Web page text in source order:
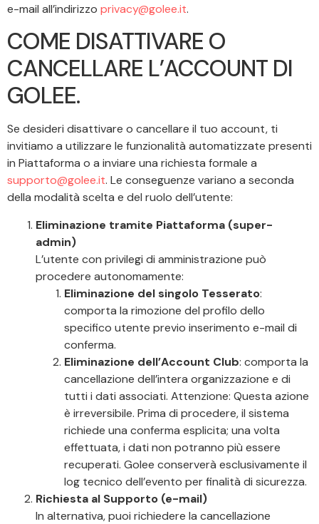
e-mail all’indirizzo privacy@golee.it.
COME DISATTIVARE O
CANCELLARE L’ACCOUNT DI
GOLEE.
Se desideri disattivare o cancellare il tuo account, ti
invitiamo a utilizzare le funzionalità automatizzate presenti
in Piattaforma o a inviare una richiesta formale a
supporto@golee.it. Le conseguenze variano a seconda
della modalità scelta e del ruolo dell’utente:
Eliminazione tramite Piattaforma (super-
admin)
L’utente con privilegi di amministrazione può
procedere autonomamente:
Eliminazione del singolo Tesserato:
comporta la rimozione del profilo dello
specifico utente previo inserimento e-mail di
conferma.
Eliminazione dell’Account Club: comporta la
cancellazione dell’intera organizzazione e di
tutti i dati associati. Attenzione: Questa azione
è irreversibile. Prima di procedere, il sistema
richiede una conferma esplicita; una volta
effettuata, i dati non potranno più essere
recuperati. Golee conserverà esclusivamente il
log tecnico dell’evento per finalità di sicurezza.
Richiesta al Supporto (e-mail)
In alternativa, puoi richiedere la cancellazione